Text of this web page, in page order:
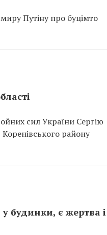
Путіну про буцімто
сил України Сергію
району
будинки, є жертва і